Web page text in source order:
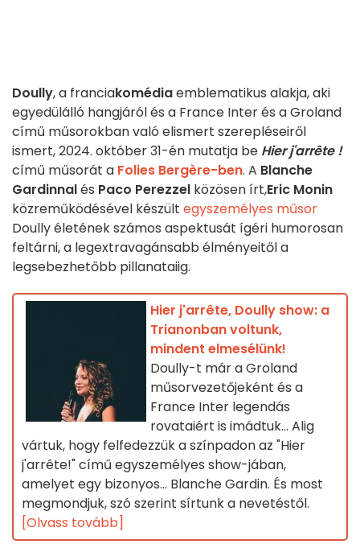
Doully, a franciakomédiaemblematikus alakja, aki
egyedülálló hangjáról és a France Inter és a Groland
című műsorokban való elismert szerepléseiről
ismert, 2024. október 31-én mutatja be Hier j'arrête !
című műsorát a Folies Bergère-ben. A Blanche
Gardinnalés Paco Perezzel közösen írt,Eric Monin
közreműködésével készült egyszemélyes műsor
Doully életének számos aspektusát ígéri humorosan
feltárni, a legextravagánsabb élményeitől a
legsebezhetőbb pillanataiig.
Hier j'arrête, Doully show: a
Trianonban voltunk,
mindent elmesélünk!
Doully-t már a Groland
műsorvezetőjeként és a
France Inter legendás
rovataiért is imádtuk... Alig
vártuk, hogy felfedezzük a színpadon az "Hier
j'arrête!" című egyszemélyes show-jában,
amelyet egy bizonyos... Blanche Gardin. És most
megmondjuk, szó szerint sírtunk a nevetéstől.
[Olvass tovább]